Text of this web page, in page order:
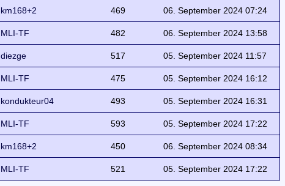
km168+2 469 06. September 2024 07:24
MLI-TF 482 06. September 2024 13:58
diezge 517 05. September 2024 11:57
MLI-TF 475 05. September 2024 16:12
kondukteur04 493 05. September 2024 16:31
MLI-TF 593 05. September 2024 17:22
km168+2 450 06. September 2024 08:34
MLI-TF 521 05. September 2024 17:22